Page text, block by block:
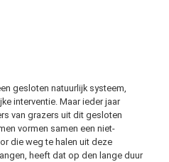
gesloten natuurlijk systeem,
interventie. Maar ieder jaar
van grazers uit dit gesloten
vormen samen een niet-
die weg te halen uit deze
heeft dat op den lange duur